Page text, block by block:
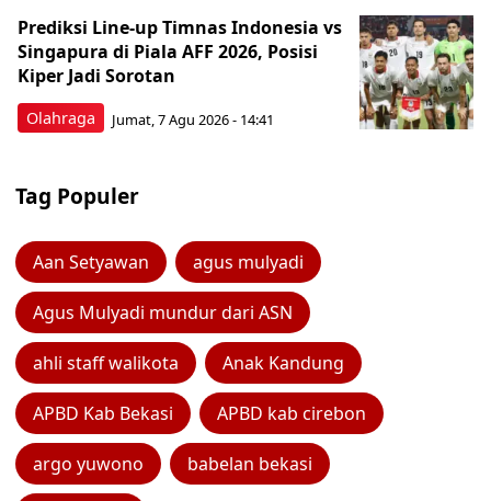
Olahraga
Prediksi Line-up Timnas Indonesia vs
Singapura di Piala AFF 2026, Posisi
Kiper Jadi Sorotan
Jumat, 7 Agu 2026 - 14:41
Tag Populer
Aan Setyawan agus mulyadi
Agus Mulyadi mundur dari ASN
ahli staff walikota Anak Kandung
APBD Kab Bekasi APBD kab cirebon
argo yuwono babelan bekasi